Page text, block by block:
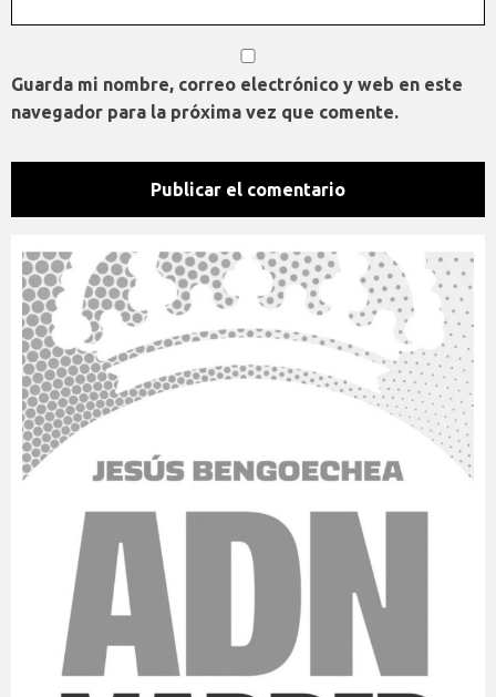
Guarda mi nombre, correo electrónico y web en este
navegador para la próxima vez que comente.